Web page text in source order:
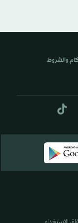
والشروط